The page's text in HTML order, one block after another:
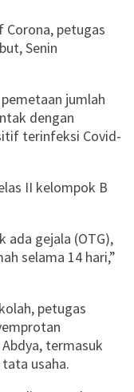
petugas
Senin
jumlah
dengan
terinfeksi Covid-
II kelompok B
ada gejala (OTG),
selama 14 hari,”
petugas
termasuk
usaha.